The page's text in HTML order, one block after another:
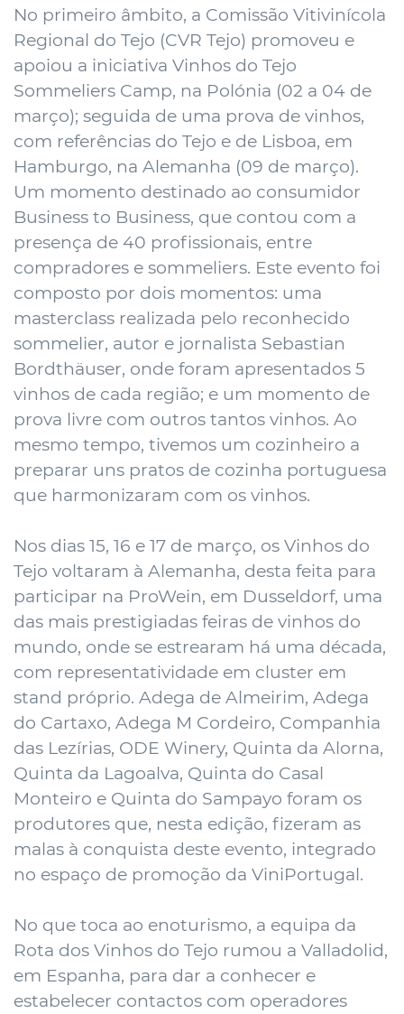
No primeiro âmbito, a Comissão Vitivinícola
Regional do Tejo (CVR Tejo) promoveu e
apoiou a iniciativa Vinhos do Tejo
Sommeliers Camp, na Polónia (02 a 04 de
março); seguida de uma prova de vinhos,
com referências do Tejo e de Lisboa, em
Hamburgo, na Alemanha (09 de março).
Um momento destinado ao consumidor
Business to Business, que contou com a
presença de 40 profissionais, entre
compradores e sommeliers. Este evento foi
composto por dois momentos: uma
masterclass realizada pelo reconhecido
sommelier, autor e jornalista Sebastian
Bordthäuser, onde foram apresentados 5
vinhos de cada região; e um momento de
prova livre com outros tantos vinhos. Ao
mesmo tempo, tivemos um cozinheiro a
preparar uns pratos de cozinha portuguesa
que harmonizaram com os vinhos.
Nos dias 15, 16 e 17 de março, os Vinhos do
Tejo voltaram à Alemanha, desta feita para
participar na ProWein, em Dusseldorf, uma
das mais prestigiadas feiras de vinhos do
mundo, onde se estrearam há uma década,
com representatividade em cluster em
stand próprio. Adega de Almeirim, Adega
do Cartaxo, Adega M Cordeiro, Companhia
das Lezírias, ODE Winery, Quinta da Alorna,
Quinta da Lagoalva, Quinta do Casal
Monteiro e Quinta do Sampayo foram os
produtores que, nesta edição, fizeram as
malas à conquista deste evento, integrado
no espaço de promoção da ViniPortugal.
No que toca ao enoturismo, a equipa da
Rota dos Vinhos do Tejo rumou a Valladolid,
em Espanha, para dar a conhecer e
estabelecer contactos com operadores